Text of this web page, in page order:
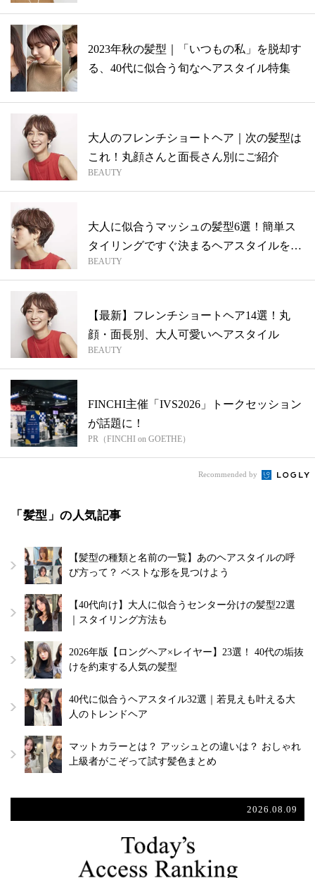
2023年秋の髪型｜「いつもの私」を脱却す
る、40代に似合う旬なヘアスタイル特集
大人のフレンチショートヘア｜次の髪型は
これ！丸顔さんと面長さん別にご紹介
BEAUTY
大人に似合うマッシュの髪型6選！簡単ス
タイリングですぐ決まるヘアスタイルをご
紹介
BEAUTY
【最新】フレンチショートヘア14選！丸
顔・面長別、大人可愛いヘアスタイル
BEAUTY
FINCHI主催「IVS2026」トークセッション
が話題に！
PR（FINCHI on GOETHE）
Recommended by
「髪型」の人気記事
【髪型の種類と名前の一覧】あのヘアスタイルの呼
び方って？ ベストな形を見つけよう
【40代向け】大人に似合うセンター分けの髪型22選
｜スタイリング方法も
2026年版【ロングヘア×レイヤー】23選！ 40代の垢抜
けを約束する人気の髪型
40代に似合うヘアスタイル32選｜若見えも叶える大
人のトレンドヘア
マットカラーとは？ アッシュとの違いは？ おしゃれ
上級者がこぞって試す髪色まとめ
2026.08.09